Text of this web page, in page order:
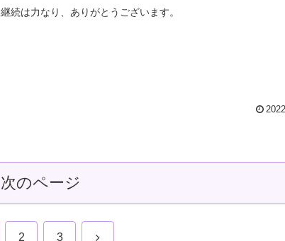
継続は力なり、ありがとうございます。
次のページ
2 3 次